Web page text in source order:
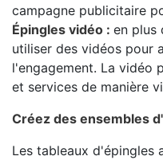
campagne publicitaire
Épingles vidéo : en plus
utiliser des vidéos pour
l'engagement. La vidéo
et services de manière
Créez des ensembles
Les tableaux d'épingles